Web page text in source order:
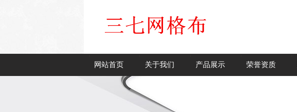
网站首页 关于我们 产品展示 荣誉资质